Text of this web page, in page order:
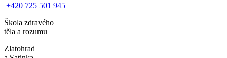
+420 725 501 945
Škola zdravého
těla a rozumu
Zlatohrad